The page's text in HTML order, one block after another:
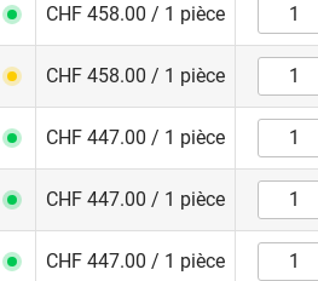
CHF 458.00 / 1 pièce
CHF 458.00 / 1 pièce
CHF 447.00 / 1 pièce
CHF 447.00 / 1 pièce
CHF 447.00 / 1 pièce